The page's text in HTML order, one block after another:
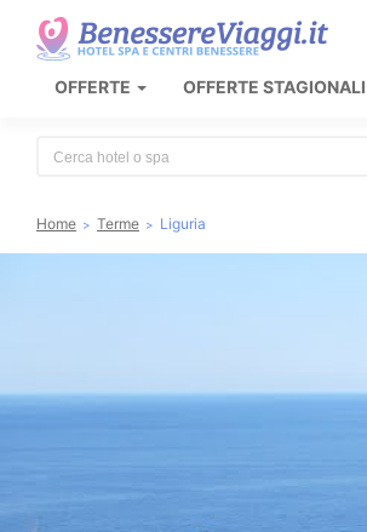
OFFERTE OFFERTE STAGIONALI
Home Terme Liguria